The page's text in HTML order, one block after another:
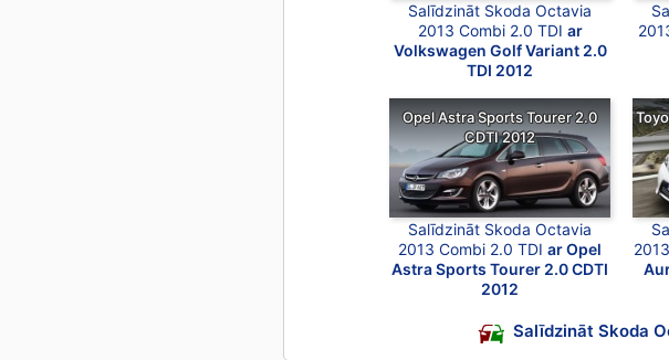
Salīdzināt Skoda Octavia
2013 Combi 2.0 TDI ar
Volkswagen Golf Variant 2.0
TDI 2012
Opel Astra Sports Tourer 2.0
CDTI 2012
Salīdzināt Skoda Octavia
2013 Combi 2.0 TDI ar Opel
Astra Sports Tourer 2.0 CDTI
2012
Salīdzināt Skoda